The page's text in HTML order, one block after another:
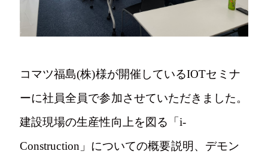
Tel.024-982-2218
福島県郡山市湖南町舟津村上1-2
コマツ福島(株)様が開催しているIOTセミナ
ーに社員全員で参加させていただきました。
建設現場の生産性向上を図る「i-
Construction」についての概要説明、デモン